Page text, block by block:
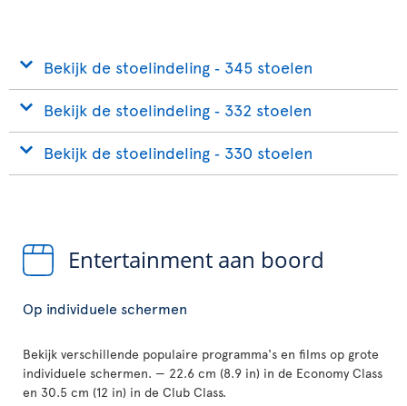
Bekijk de stoelindeling ‐ 345 stoelen
Bekijk de stoelindeling ‐ 332 stoelen
Bekijk de stoelindeling ‐ 330 stoelen
Entertainment aan boord
Op individuele schermen
Bekijk verschillende populaire programma's en films op grote
individuele schermen. — 22.6 cm (8.9 in) in de Economy Class
en 30.5 cm (12 in) in de Club Class.